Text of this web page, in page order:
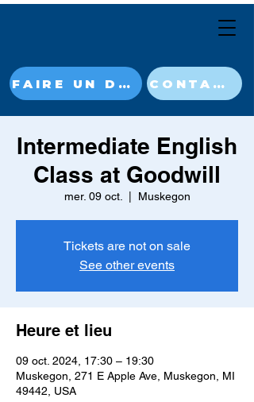
FAIRE UN DON MAINTENANT CONTACT
Intermediate English
Class at Goodwill
mer. 09 oct. Muskegon
Tickets are not on sale
See other events
Heure et lieu
09 oct. 2024, 17:30 – 19:30
Muskegon, 271 E Apple Ave, Muskegon, MI
49442, USA